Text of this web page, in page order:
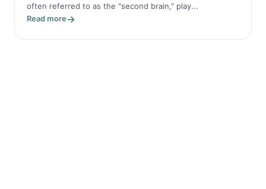
often referred to as the "second brain," play...
Read more